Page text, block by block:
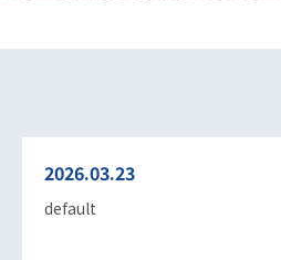
2026.03.23
default